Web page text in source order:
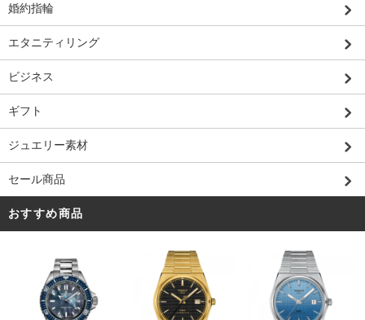
婚約指輪
エタニティリング
ビジネス
ギフト
ジュエリー素材
セール商品
おすすめ商品